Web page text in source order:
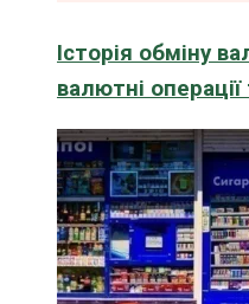
Історія обміну
валютні